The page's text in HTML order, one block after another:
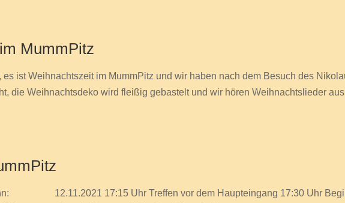
MummPitz
es ist Weihnachtszeit im MummPitz und wir haben nach dem Besuch des
die Weihnachtsdeko wird fleißig gebastelt und wir hören Weihnachtslieder
12.11.2021 17:15 Uhr Treffen vor dem Haupteingang 17:30 Uhr